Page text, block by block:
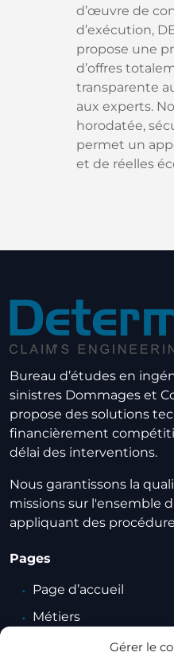
Gérer le
d’œuvre de
d’exécution,
propose une
d’offres
transparente
aux experts.
horodatée,
permet un
et de réelles
Bureau d’études en
sinistres Dommages et
propose des solutions
financièrement
délai des interventions.
Nous garantissons la
missions sur l'ensemble
appliquant des
Pages
Page d’accueil
Métiers
Domaines